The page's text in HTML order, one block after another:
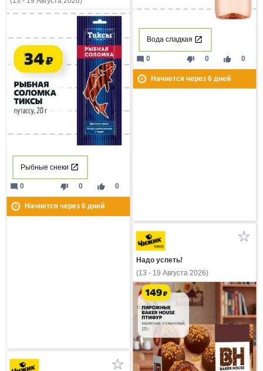
Вода сладкая
thumb_down 0 thumb_up 0
mode_comment 0
Начнется через 6дней
Рыбные снеки
thumb_down 0 thumb_up 0
mode_comment 0
Начнется через 6дней
Надо успеть!
(13 - 19 Августа 2026)